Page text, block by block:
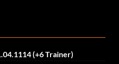
(+6 Trainer)